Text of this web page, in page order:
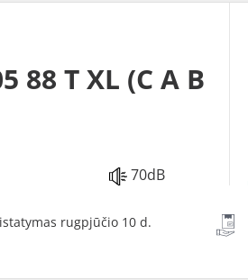
88 T XL (C A B
70dB
rugpjūčio 10 d.